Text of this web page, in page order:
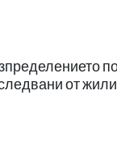
следвани от